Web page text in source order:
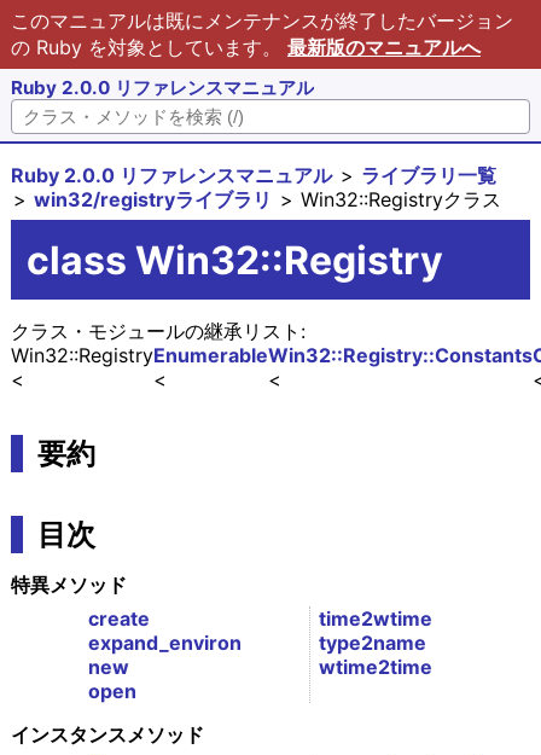
このマニュアルは既にメンテナンスが終了したバージョン
の Ruby を対象としています。 最新版のマニュアルへ
Ruby 2.0.0 リファレンスマニュアル
Ruby 2.0.0 リファレンスマニュアル
ライブラリ一覧
win32/registryライブラリ
Win32::Registryクラス
class Win32::Registry
クラス・モジュールの継承リスト:
Win32::Registry::Constants
Enumerable
Win32::Registry
要約
目次
特異メソッド
create
expand_environ
new
open
time2wtime
type2name
wtime2time
インスタンスメソッド